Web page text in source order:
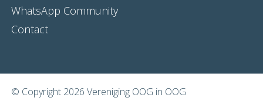
WhatsApp Community
Contact
© Copyright 2026 Vereniging OOG in OOG